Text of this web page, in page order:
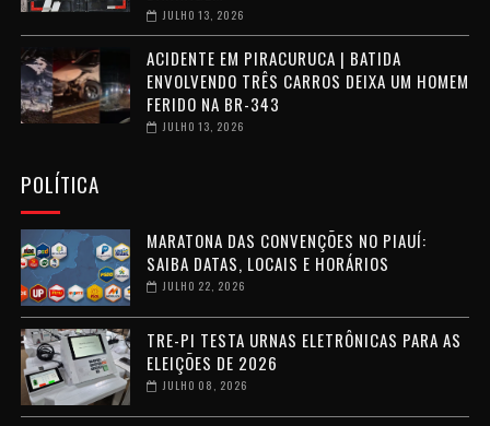
JULHO 13, 2026
ACIDENTE EM PIRACURUCA | BATIDA
ENVOLVENDO TRÊS CARROS DEIXA UM HOMEM
FERIDO NA BR-343
JULHO 13, 2026
POLÍTICA
MARATONA DAS CONVENÇÕES NO PIAUÍ:
SAIBA DATAS, LOCAIS E HORÁRIOS
JULHO 22, 2026
TRE-PI TESTA URNAS ELETRÔNICAS PARA AS
ELEIÇÕES DE 2026
JULHO 08, 2026